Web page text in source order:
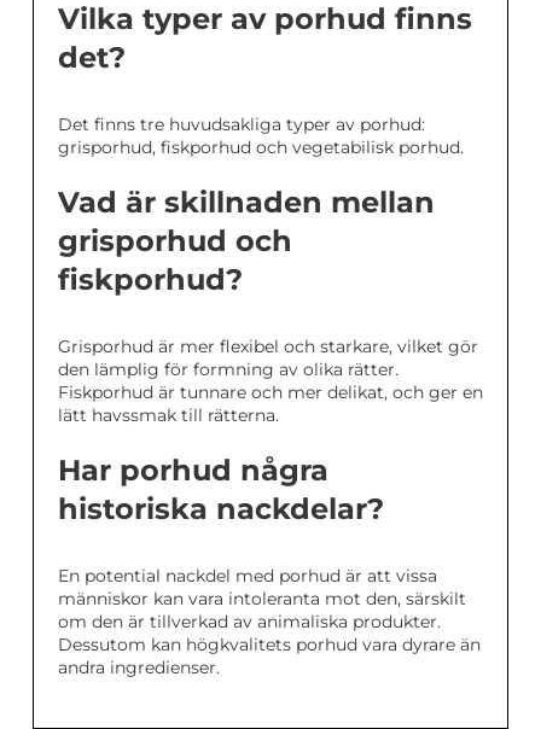
Vilka typer av porhud finns
det?
Det finns tre huvudsakliga typer av porhud:
grisporhud, fiskporhud och vegetabilisk porhud.
Vad är skillnaden mellan
grisporhud och
fiskporhud?
Grisporhud är mer flexibel och starkare, vilket gör
den lämplig för formning av olika rätter.
Fiskporhud är tunnare och mer delikat, och ger en
lätt havssmak till rätterna.
Har porhud några
historiska nackdelar?
En potential nackdel med porhud är att vissa
människor kan vara intoleranta mot den, särskilt
om den är tillverkad av animaliska produkter.
Dessutom kan högkvalitets porhud vara dyrare än
andra ingredienser.